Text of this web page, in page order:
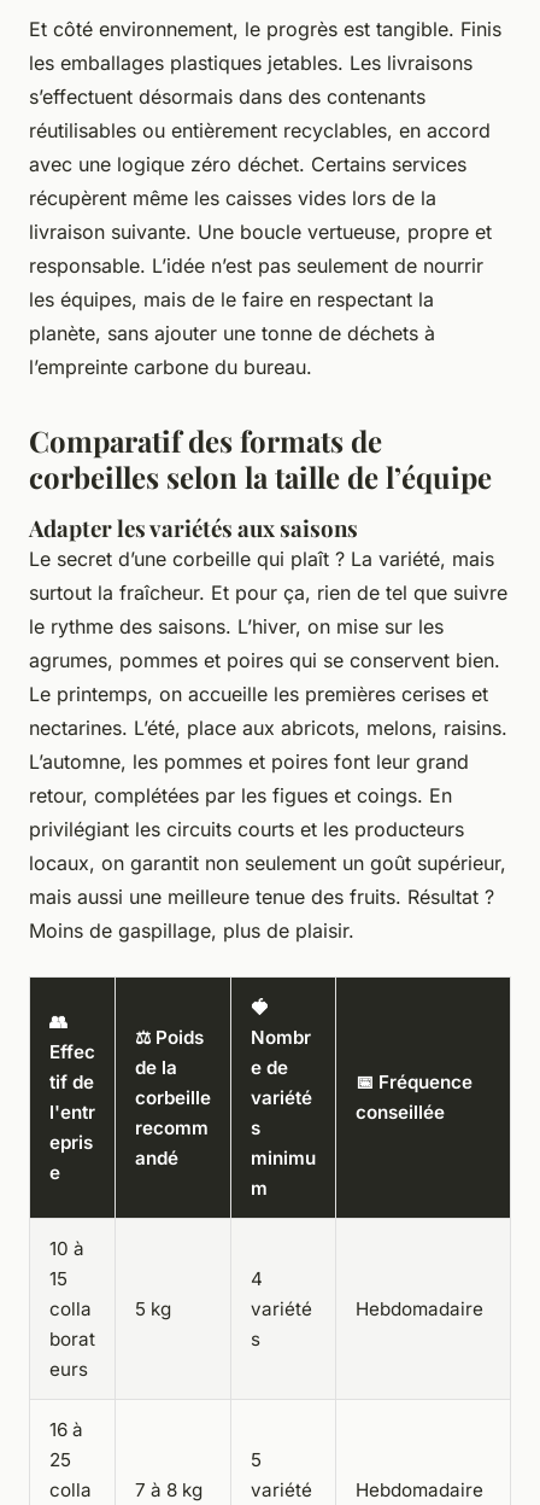
Et côté environnement, le progrès est tangible. Finis
les emballages plastiques jetables. Les livraisons
s’effectuent désormais dans des contenants
réutilisables ou entièrement recyclables, en accord
avec une logique zéro déchet. Certains services
récupèrent même les caisses vides lors de la
livraison suivante. Une boucle vertueuse, propre et
responsable. L’idée n’est pas seulement de nourrir
les équipes, mais de le faire en respectant la
planète, sans ajouter une tonne de déchets à
l’empreinte carbone du bureau.
Comparatif des formats de
corbeilles selon la taille de l’équipe
Adapter les variétés aux saisons
Le secret d’une corbeille qui plaît ? La variété, mais
surtout la fraîcheur. Et pour ça, rien de tel que suivre
le rythme des saisons. L’hiver, on mise sur les
agrumes, pommes et poires qui se conservent bien.
Le printemps, on accueille les premières cerises et
nectarines. L’été, place aux abricots, melons, raisins.
L’automne, les pommes et poires font leur grand
retour, complétées par les figues et coings. En
privilégiant les circuits courts et les producteurs
locaux, on garantit non seulement un goût supérieur,
mais aussi une meilleure tenue des fruits. Résultat ?
Moins de gaspillage, plus de plaisir.
👥
Effec
tif de
l'entr
epris
e
⚖️ Poids
de la
corbeille
recomm
andé
🍓
Nombr
e de
variété
s
minimu
m
📅 Fréquence
conseillée
10 à
15
colla
borat
eurs
5 kg
4
variété
s
Hebdomadaire
16 à
25
colla
7 à 8 kg
5
variété
Hebdomadaire